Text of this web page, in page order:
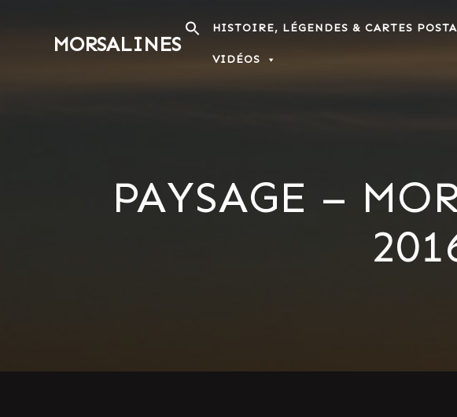
MORSALINES
HISTOIRE, LÉGENDES & CARTES
VIDÉOS
PAYSAGE –